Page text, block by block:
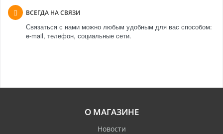
ВСЕГДА НА СВЯЗИ
Связаться с нами можно любым удобным для вас способом:
e-mail, телефон, социальные сети.
О МАГАЗИНЕ
Новости